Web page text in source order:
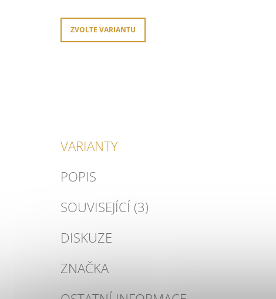
ZVOLTE VARIANTU
VARIANTY
POPIS
SOUVISEJÍCÍ (3)
DISKUZE
ZNAČKA